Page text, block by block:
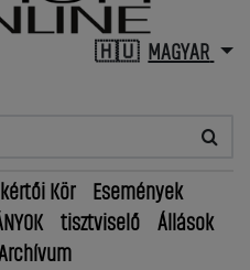
MAGYAR
Kör
Események
tisztviselő
Állások